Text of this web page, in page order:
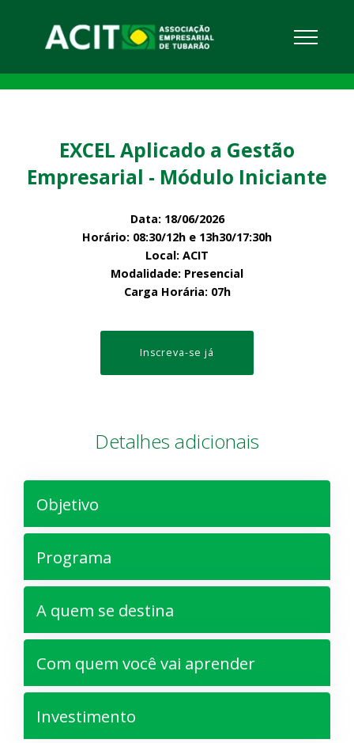
EXCEL Aplicado a Gestão
Empresarial - Módulo Iniciante
Data: 18/06/2026
Horário: 08:30/12h e 13h30/17:30h
Local: ACIT
Modalidade: Presencial
Carga Horária: 07h
Inscreva-se já
Detalhes adicionais
Objetivo
Programa
A quem se destina
Com quem você vai aprender
Investimento